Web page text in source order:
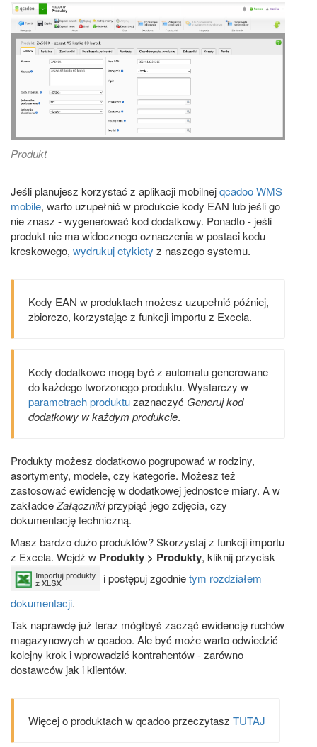
Produkt
Jeśli planujesz korzystać z aplikacji mobilnejqcadoo WMS
mobile, warto uzupełnić w produkcie kody EAN lub jeśli go
nie znasz - wygenerować kod dodatkowy. Ponadto - jeśli
produkt nie ma widocznego oznaczenia w postaci kodu
kreskowego, wydrukuj etykiety z naszego systemu.
Kody EAN w produktach możesz uzupełnić później,
zbiorczo, korzystając z funkcji importu z Excela.
Kody dodatkowe mogą być z automatu generowane
do każdego tworzonego produktu. Wystarczy w
parametrach produktuzaznaczyć Generuj kod
dodatkowy w każdym produkcie.
Produkty możesz dodatkowo pogrupować w rodziny,
asortymenty, modele, czy kategorie. Możesz też
zastosować ewidencję w dodatkowej jednostce miary. A w
zakładceZałącznikiprzypiąć jego zdjęcia, czy
dokumentację techniczną.
Masz bardzo dużo produktów? Skorzystaj z funkcji importu
z Excela. Wejdź w Produkty > Produkty, kliknij przycisk
i postępuj zgodnietym rozdziałem
dokumentacji.
Tak naprawdę już teraz mógłbyś zacząć ewidencję ruchów
magazynowych w qcadoo. Ale być może warto odwiedzić
kolejny krok i wprowadzić kontrahentów - zarówno
dostawców jak i klientów.
Więcej o produktach w qcadoo przeczytasz TUTAJ